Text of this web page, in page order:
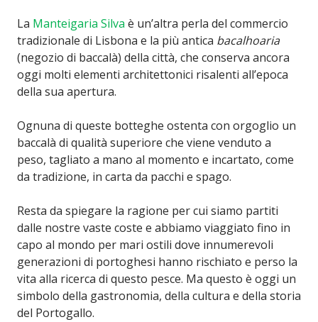
La Manteigaria Silva è un’altra perla del commercio
tradizionale di Lisbona e la più antica bacalhoaria
(negozio di baccalà) della città, che conserva ancora
oggi molti elementi architettonici risalenti all’epoca
della sua apertura.
Ognuna di queste botteghe ostenta con orgoglio un
baccalà di qualità superiore che viene venduto a
peso, tagliato a mano al momento e incartato, come
da tradizione, in carta da pacchi e spago.
Resta da spiegare la ragione per cui siamo partiti
dalle nostre vaste coste e abbiamo viaggiato fino in
capo al mondo per mari ostili dove innumerevoli
generazioni di portoghesi hanno rischiato e perso la
vita alla ricerca di questo pesce. Ma questo è oggi un
simbolo della gastronomia, della cultura e della storia
del Portogallo.